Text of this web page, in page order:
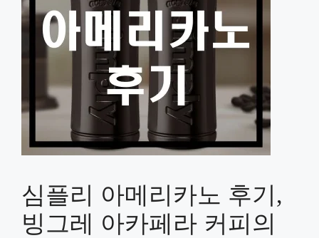
심플리 아메리카노 후기,
빙그레 아카페라 커피의